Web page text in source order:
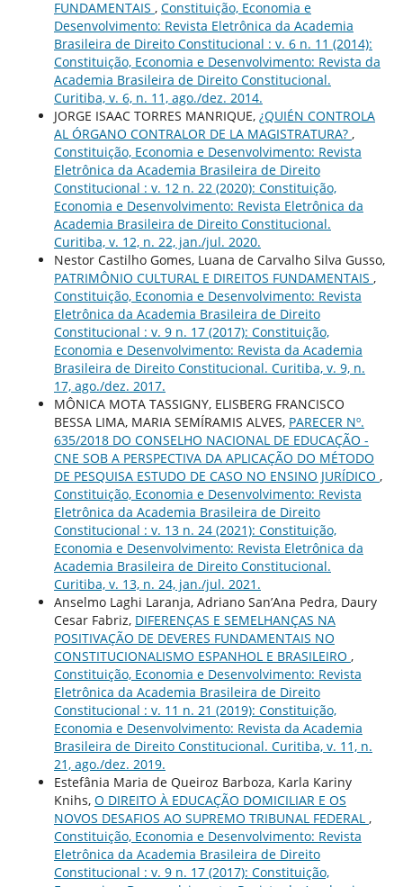
FUNDAMENTAIS , Constituição, Economia e
Desenvolvimento: Revista Eletrônica da Academia
Brasileira de Direito Constitucional : v. 6 n. 11 (2014):
Constituição, Economia e Desenvolvimento: Revista da
Academia Brasileira de Direito Constitucional.
Curitiba, v. 6, n. 11, ago./dez. 2014.
JORGE ISAAC TORRES MANRIQUE, ¿QUIÉN CONTROLA
AL ÓRGANO CONTRALOR DE LA MAGISTRATURA? ,
Constituição, Economia e Desenvolvimento: Revista
Eletrônica da Academia Brasileira de Direito
Constitucional : v. 12 n. 22 (2020): Constituição,
Economia e Desenvolvimento: Revista Eletrônica da
Academia Brasileira de Direito Constitucional.
Curitiba, v. 12, n. 22, jan./jul. 2020.
Nestor Castilho Gomes, Luana de Carvalho Silva Gusso,
PATRIMÔNIO CULTURAL E DIREITOS FUNDAMENTAIS ,
Constituição, Economia e Desenvolvimento: Revista
Eletrônica da Academia Brasileira de Direito
Constitucional : v. 9 n. 17 (2017): Constituição,
Economia e Desenvolvimento: Revista da Academia
Brasileira de Direito Constitucional. Curitiba, v. 9, n.
17, ago./dez. 2017.
MÔNICA MOTA TASSIGNY, ELISBERG FRANCISCO
BESSA LIMA, MARIA SEMÍRAMIS ALVES, PARECER Nº.
635/2018 DO CONSELHO NACIONAL DE EDUCAÇÃO -
CNE SOB A PERSPECTIVA DA APLICAÇÃO DO MÉTODO
DE PESQUISA ESTUDO DE CASO NO ENSINO JURÍDICO ,
Constituição, Economia e Desenvolvimento: Revista
Eletrônica da Academia Brasileira de Direito
Constitucional : v. 13 n. 24 (2021): Constituição,
Economia e Desenvolvimento: Revista Eletrônica da
Academia Brasileira de Direito Constitucional.
Curitiba, v. 13, n. 24, jan./jul. 2021.
Anselmo Laghi Laranja, Adriano San’Ana Pedra, Daury
Cesar Fabriz, DIFERENÇAS E SEMELHANÇAS NA
POSITIVAÇÃO DE DEVERES FUNDAMENTAIS NO
CONSTITUCIONALISMO ESPANHOL E BRASILEIRO ,
Constituição, Economia e Desenvolvimento: Revista
Eletrônica da Academia Brasileira de Direito
Constitucional : v. 11 n. 21 (2019): Constituição,
Economia e Desenvolvimento: Revista da Academia
Brasileira de Direito Constitucional. Curitiba, v. 11, n.
21, ago./dez. 2019.
Estefânia Maria de Queiroz Barboza, Karla Kariny
Knihs, O DIREITO À EDUCAÇÃO DOMICILIAR E OS
NOVOS DESAFIOS AO SUPREMO TRIBUNAL FEDERAL ,
Constituição, Economia e Desenvolvimento: Revista
Eletrônica da Academia Brasileira de Direito
Constitucional : v. 9 n. 17 (2017): Constituição,